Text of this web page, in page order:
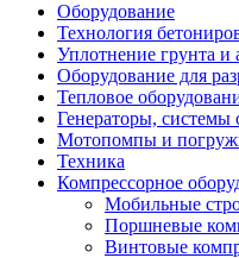
Оборудование
Технология
Уплотнение грунта и
Оборудование для
Тепловое
Генераторы, системы
Мотопомпы и
Техника
Компрессорное
Мобильные
Поршневые
Винтовые